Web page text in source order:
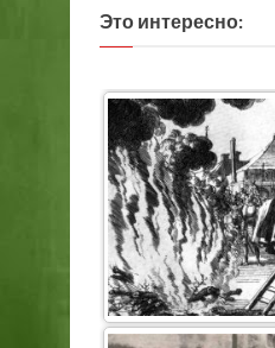
Это интересно: